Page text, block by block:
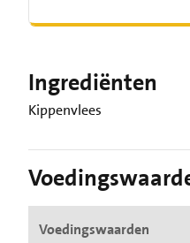
Ingrediënten
Kippenvlees
Voedingswaarden